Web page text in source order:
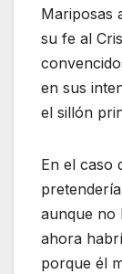
Mariposas
su fe al
en sus
el sillón
En el caso
aunque no
ahora
porque él